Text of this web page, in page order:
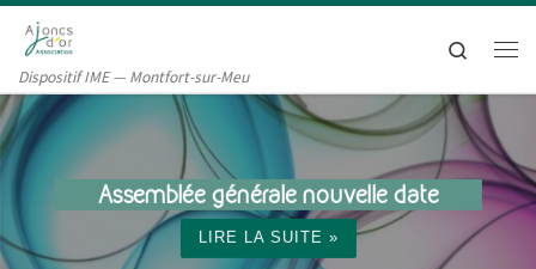
Passer au contenu
Dispositif IME — Montfort-sur-Meu
Search
Assemblée générale nouvelle date
LIRE LA SUITE »